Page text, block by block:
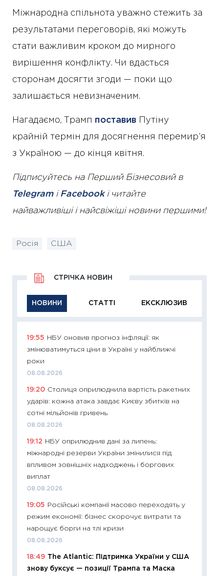
Міжнародна спільнота уважно стежить за
результатами переговорів, які можуть
стати важливим кроком до мирного
вирішення конфлікту. Чи вдасться
сторонам досягти згоди — поки що
залишається невизначеним.
Нагадаємо, Трамп поставив Путіну
крайній термін для досягнення перемир’я
з Україною — до кінця квітня.
Підписуйтесь на Перший Бізнесовий в
Telegramі Facebookі читайте
найважливіші і найсвіжіші новини першими!
Росія США
НОВИНИ СТАТТІ ЕКСКЛЮЗИВ
СТРІЧКА НОВИН
19:55
НБУ оновив прогноз інфляції: як
змінюватимуться ціни в Україні у найближчі
роки
08.08.2026
19:20 Столиця оприлюднила вартість ракетних
ударів: кожна атака завдає Києву збитків на
сотні мільйонів гривень
08.08.2026
19:12
НБУ оприлюднив дані за липень:
міжнародні резерви України змінилися під
впливом зовнішніх надходжень і боргових
виплат
08.08.2026
19:05
Російські компанії масово переходять у
режим економії: бізнес скорочує витрати та
нарощує борги на тлі кризи
08.08.2026
18:49 The Atlantic: Підтримка України у США
знову буксує — позиції Трампа та Маска